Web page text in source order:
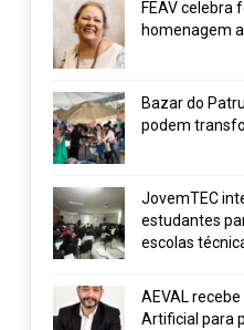
FEAV celebra
homenagem
Bazar do
podem
JovemTEC
estudantes
escolas
AEVAL
Artificial para